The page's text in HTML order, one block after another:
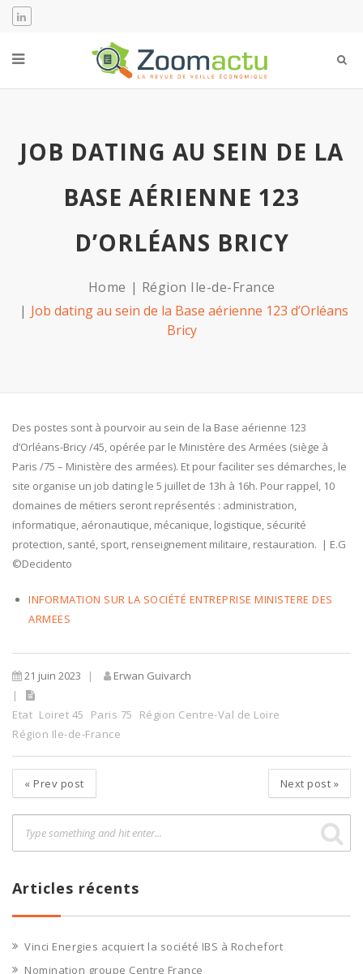
JOB DATING AU SEIN DE LA
BASE AÉRIENNE 123
D’ORLÉANS BRICY
Home
Région Ile-de-France
Job dating au sein de la Base aérienne 123 d’Orléans
Bricy
Des postes sont à pourvoir au sein de la Base aérienne 123
d’Orléans-Bricy /45, opérée par le Ministère des Armées (siège à
Paris /75 – Ministère des armées). Et pour faciliter ses démarches, le
site organise un job dating le 5 juillet de 13h à 16h. Pour rappel, 10
domaines de métiers seront représentés : administration,
informatique, aéronautique, mécanique, logistique, sécurité
protection, santé, sport, renseignement militaire, restauration. | E.G
©Decidento
INFORMATION SUR LA SOCIÉTÉ ENTREPRISE MINISTERE DES
ARMEES
21 juin 2023 Erwan Guivarch
Etat Loiret 45 Paris 75
Région Centre-Val de Loire
Région Ile-de-France
« Prev post Next post »
Articles récents
Vinci Energies acquiert la société IBS à Rochefort
Nomination groupe Centre France